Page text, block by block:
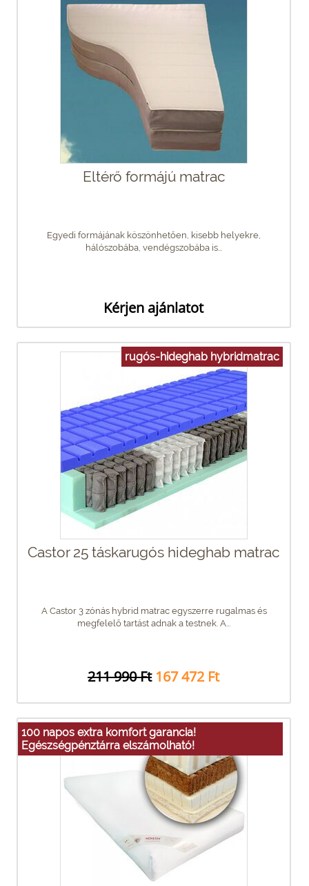
Eltérő formájú matrac
Egyedi formájának köszönhetően, kisebb helyekre,
hálószobába, vendégszobába is...
Kérjen ajánlatot
rugós-hideghab hybridmatrac
Castor 25 táskarugós hideghab matrac
A Castor 3 zónás hybrid matrac egyszerre rugalmas és
megfelelő tartást adnak a testnek. A...
211 990 Ft 167 472 Ft
100 napos extra komfort garancia!
Egészségpénztárra elszámolható!